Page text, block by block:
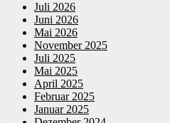
Juli 2026
Juni 2026
Mai 2026
November 2025
Juli 2025
Mai 2025
April 2025
Februar 2025
Januar 2025